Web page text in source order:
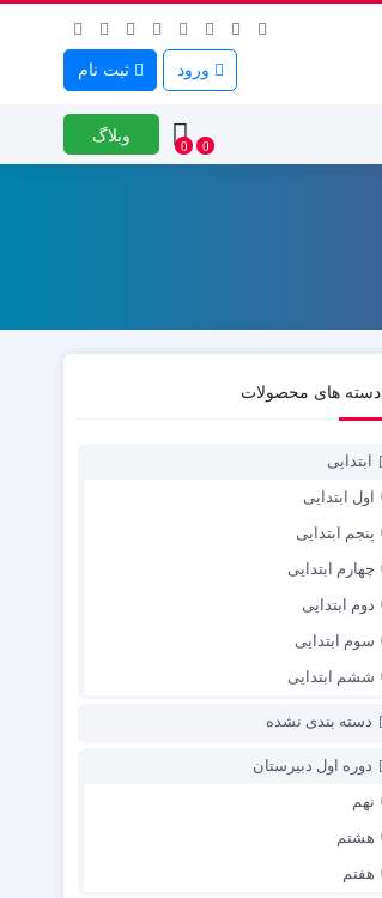
ورود ثبت نام
0
0 وبلاگ
دسته های محصولات
ابتدایی
اول ابتدایی
پنجم ابتدایی
چهارم ابتدایی
دوم ابتدایی
سوم ابتدایی
ششم ابتدایی
دسته بندی نشده
دوره اول دبیرستان
نهم
هشتم
هفتم